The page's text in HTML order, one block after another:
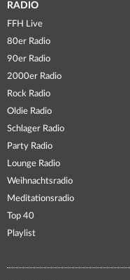
RADIO
FFH Live
80er Radio
90er Radio
2000er Radio
Rock Radio
Oldie Radio
Schlager Radio
Party Radio
Lounge Radio
Weihnachtsradio
Meditationsradio
Top 40
Playlist